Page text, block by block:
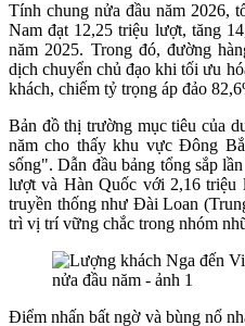
Tính chung nửa đầu năm 2026,
Nam đạt 12,25 triệu lượt, tăng
năm 2025. Trong đó, đường
dịch chuyển chủ đạo khi tối ưu
khách, chiếm tỷ trọng áp đảo
Bản đồ thị trường mục tiêu của
năm cho thấy khu vực Đông
sống". Dẫn đầu bảng tổng sắp
lượt và Hàn Quốc với 2,16 triệu
truyền thống như Đài Loan
trì vị trí vững chắc trong nhóm
Điểm nhấn bất ngờ và bùng nổ